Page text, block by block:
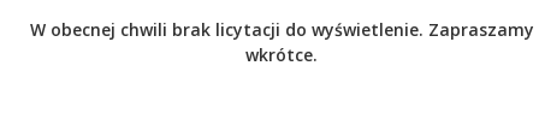
W obecnej chwili brak licytacji do wyświetlenie. Zapraszamy
wkrótce.